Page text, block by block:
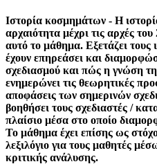
Ιστορία κοσμημάτων - Η
αρχαιότητα μέχρι τις αρχές
αυτό το μάθημα. Εξετάζει τους
έχουν επηρεάσει και
σχεδιασμού και πώς η γνώση
ενημερώνει τις θεωρητικές
αποφάσεις των σημερινών
βοηθήσει τους σχεδιαστές /
πλαίσιο μέσα στο οποίο
Το μάθημα έχει επίσης ως
λεξιλόγιο για τους μαθητές
κριτικής ανάλυσης.